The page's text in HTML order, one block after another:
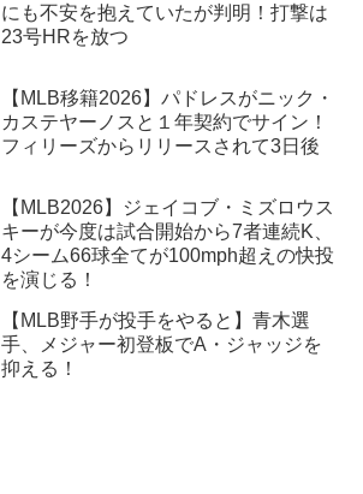
にも不安を抱えていたが判明！打撃は
23号HRを放つ
【MLB移籍2026】パドレスがニック・
カステヤーノスと１年契約でサイン！
フィリーズからリリースされて3日後
【MLB2026】ジェイコブ・ミズロウス
キーが今度は試合開始から7者連続K、
4シーム66球全てが100mph超えの快投
を演じる！
【MLB野手が投手をやると】青木選
手、メジャー初登板でA・ジャッジを
抑える！